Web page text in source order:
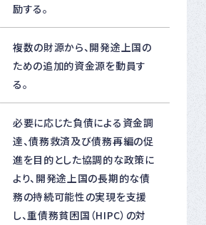
励する。
複数の財源から、開発途上国の
ための追加的資金源を動員す
る。
必要に応じた負債による資金調
達、債務救済及び債務再編の促
進を目的とした協調的な政策に
より、開発途上国の長期的な債
務の持続可能性の実現を支援
し、重債務貧困国（HIPC）の対